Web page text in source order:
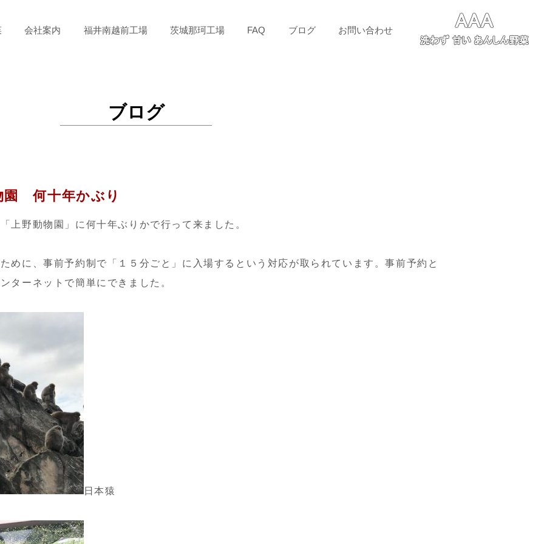
会社案内 福井南越前工場 茨城那珂工場 FAQ ブログ お問い合わせ
ブログ
園 何十年かぶり
上野動物園」に何十年ぶりかで行って来ました。
めに、事前予約制で「１５分ごと」に入場するという対応が取られています。事前予約と
ターネットで簡単にできました。
日本猿